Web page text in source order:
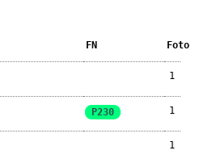
FN Foto
1
P230 1
1